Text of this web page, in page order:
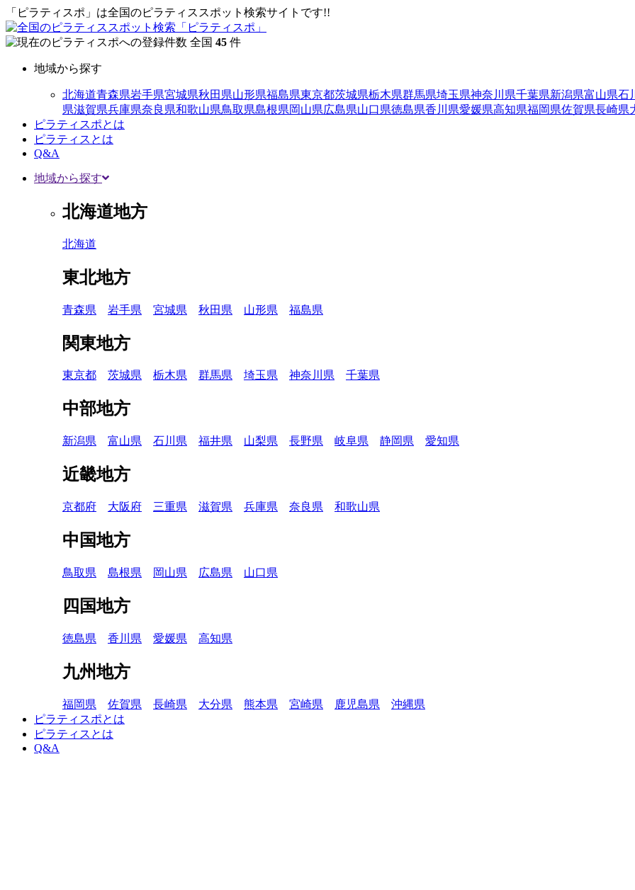
「ピラティスポ」は全国のピラティススポット検索サイトです!!
全国 45 件
地域から探す
北海道青森県岩手県宮城県秋田県山形県福島県東京都茨城県栃木県群馬県埼玉県神奈川県千葉県新潟県富山県石
県滋賀県兵庫県奈良県和歌山県鳥取県島根県岡山県広島県山口県徳島県香川県愛媛県高知県福岡県佐賀県長崎県
ピラティスポとは
ピラティスとは
Q&A
地域から探す
北海道地方
北海道
東北地方
青森県 岩手県 宮城県 秋田県 山形県 福島県
関東地方
東京都 茨城県 栃木県 群馬県 埼玉県 神奈川県 千葉県
中部地方
新潟県 富山県 石川県 福井県 山梨県 長野県 岐阜県 静岡県 愛知県
近畿地方
京都府 大阪府 三重県 滋賀県 兵庫県 奈良県 和歌山県
中国地方
鳥取県 島根県 岡山県 広島県 山口県
四国地方
徳島県 香川県 愛媛県 高知県
九州地方
福岡県 佐賀県 長崎県 大分県 熊本県 宮崎県 鹿児島県
沖縄県
ピラティスポとは
ピラティスとは
Q&A